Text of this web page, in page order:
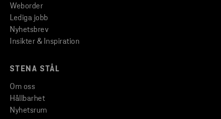
Weborder
Lediga jobb
Nyhetsbrev
Insikter & Inspiration
STENA STÅL
Om oss
Hållbarhet
Nyhetsrum